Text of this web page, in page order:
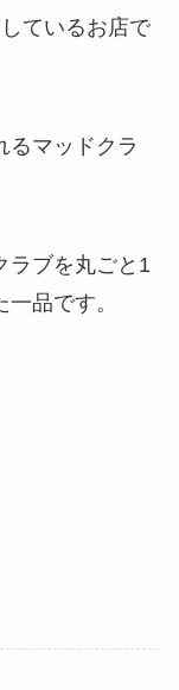
ているお店で
るマッドクラ
ラブを丸ごと1
品です。